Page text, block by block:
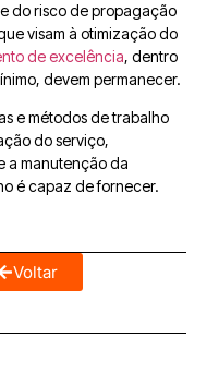
do risco de propagação
visam à otimização do
de excelência, dentro
devem permanecer.
e métodos de trabalho
do serviço,
a manutenção da
é capaz de fornecer.
Voltar